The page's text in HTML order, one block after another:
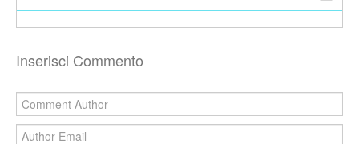
Inserisci Commento